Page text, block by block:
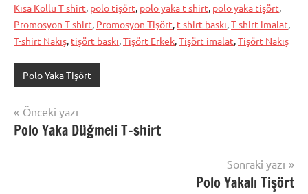
Kısa Kollu T shirt polo tişört polo yaka t shirt polo yaka tişört
Promosyon T shirt Promosyon Tişört t shirt baskı T shirt imalat
T-shirt Nakış tişört baskı Tişört Erkek Tişört imalat Tişört Nakış
Polo Yaka Tişört
Yazı
gezinmesi
Önceki yazı
Polo Yaka Düğmeli T-shirt
Sonraki yazı
Polo Yakalı Tişört